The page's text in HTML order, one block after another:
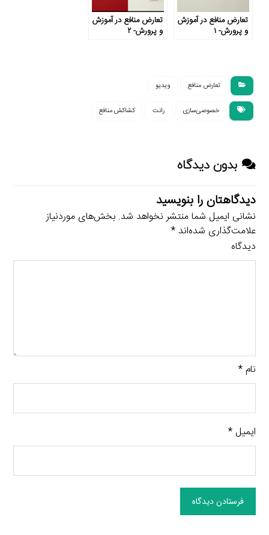
تعارض منافع در آموزش
و پرورش- ۱
تعارض منافع در آموزش
و پرورش- ۲
تعارض منافع ویدیو
خصوصی‌سازی رانت کشاکش منافع
بدون دیدگاه
دیدگاهتان را بنویسید
نشانی ایمیل شما منتشر نخواهد شد. بخش‌های موردنیاز
علامت‌گذاری شده‌اند*
دیدگاه
نام*
ایمیل*
فرستادن دیدگاه